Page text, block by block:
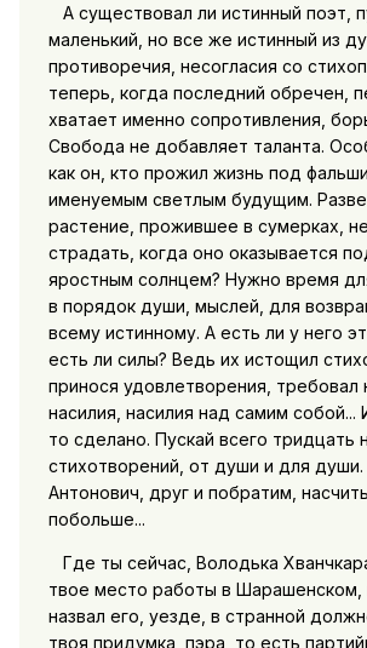
А существовал ли истинный поэт,
маленький, но все же истинный из
противоречия, несогласия со
теперь, когда последний обречен,
хватает именно сопротивления,
Свобода не добавляет таланта.
как он, кто прожил жизнь под
именуемым светлым будущим.
растение, прожившее в сумерках,
страдать, когда оно оказывается
яростным солнцем? Нужно время
в порядок души, мыслей, для
всему истинному. А есть ли у него
есть ли силы? Ведь их истощил
принося удовлетворения, требовал
насилия, насилия над самим
то сделано. Пускай всего тридцать
стихотворений, от души и для
Антонович, друг и побратим,
побольше...
Где ты сейчас, Володька
твое место работы в Шарашенском,
назвал его, уезде, в странной
твоя придумка, пэра, то есть